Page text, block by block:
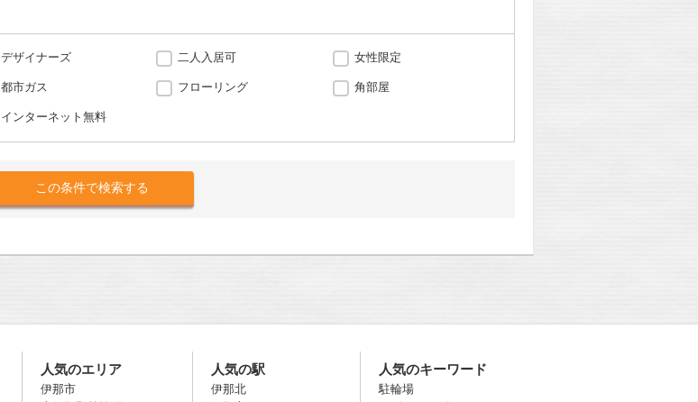
デザイナーズ 二人入居可 女性限定
都市ガス フローリング 角部屋
インターネット無料
人気のエリア
伊那市
人気の駅
伊那北
人気のキーワード
駐輪場